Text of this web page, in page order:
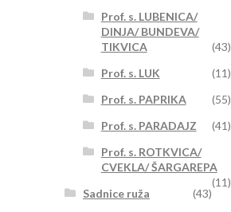
Prof. s. LUBENICA/
DINJA/ BUNDEVA/
TIKVICA
(43)
Prof. s. LUK
(11)
Prof. s. PAPRIKA
(55)
Prof. s. PARADAJZ
(41)
Prof. s. ROTKVICA/
CVEKLA/ ŠARGAREPA
(11)
Sadnice ruža
(43)